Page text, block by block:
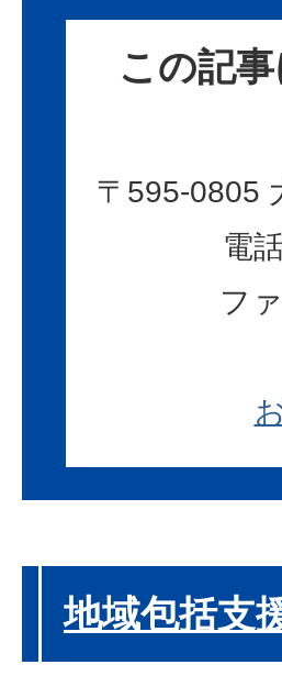
この記
〒595-0805
電
フ
地域包括支